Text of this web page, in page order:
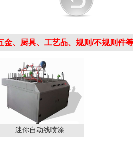
金、厨具、工艺品、规则/不规则件
迷你自动线喷涂